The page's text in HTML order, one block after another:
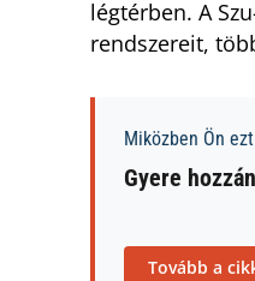
légtérben. A
rendszereit,
Miközben Ön
Gyere
Tovább a